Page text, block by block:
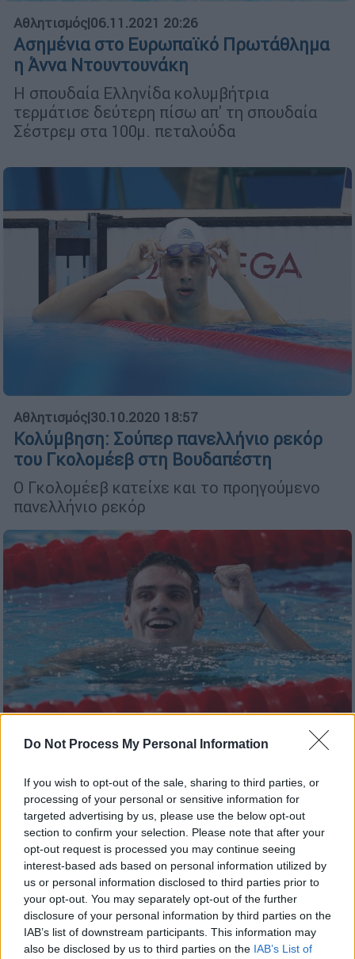
Do Not Process My Personal Information
If you wish to opt-out of the sale, sharing to third parties, or
processing of your personal or sensitive information for
targeted advertising by us, please use the below opt-out
section to confirm your selection. Please note that after your
opt-out request is processed you may continue seeing
interest-based ads based on personal information utilized by
us or personal information disclosed to third parties prior to
your opt-out. You may separately opt-out of the further
disclosure of your personal information by third parties on the
IAB’s list of downstream participants. This information may
also be disclosed by us to third parties on the IAB’s List of
Αθλητισμός|06.11.2021 20:26
Ασημένια στο Ευρωπαϊκό Πρωτάθλημα
η Άννα Ντουντουνάκη
Η σπουδαία Ελληνίδα κολυμβήτρια
τερμάτισε δεύτερη πίσω απ' τη σπουδαία
Σέστρεμ στα 100μ. πεταλούδα
Αθλητισμός|30.10.2020 18:57
Κολύμβηση: Σούπερ πανελλήνιο ρεκόρ
του Γκολομέεβ στη Βουδαπέστη
Ο Γκολομέεβ κατείχε και το προηγούμενο
πανελλήνιο ρεκόρ
Ανδρέας Βαζαίος: Θα κάνω τατουάζ τον
χρόνο για να θυμάμαι τα όρια μου
Ο πρωταθλητής Ευρώπης στην κολύμβηση
αποκαλύπτεται στο «Εθνος της Κυριακής»